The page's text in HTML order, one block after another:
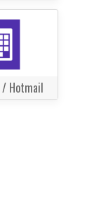
/ Hotmail